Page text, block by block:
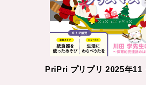
PriPri プリプリ 2025年11